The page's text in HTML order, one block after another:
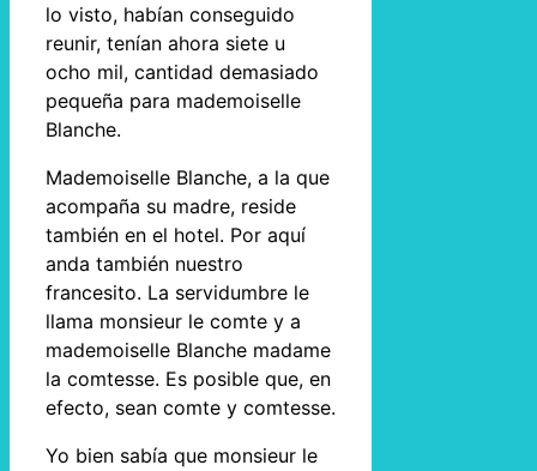
lo visto, habían conseguido
reunir, tenían ahora siete u
ocho mil, cantidad demasiado
pequeña para mademoiselle
Blanche.
Mademoiselle Blanche, a la que
acompaña su madre, reside
también en el hotel. Por aquí
anda también nuestro
francesito. La servidumbre le
llama monsieur le comte y a
mademoiselle Blanche madame
la comtesse. Es posible que, en
efecto, sean comte y comtesse.
Yo bien sabía que monsieur le